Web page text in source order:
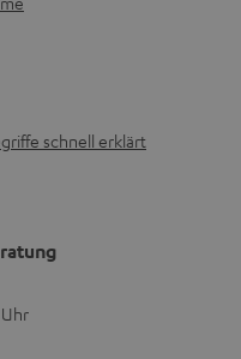
schnell erklärt